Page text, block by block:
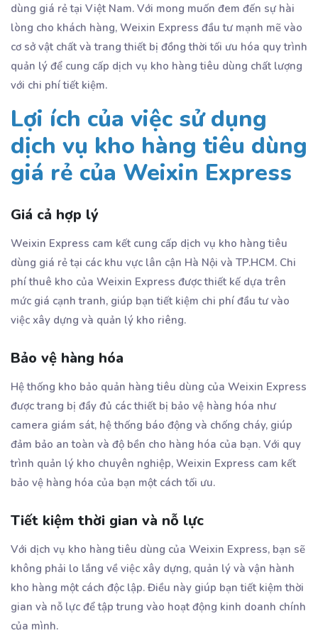
dùng giá rẻ tại Việt Nam. Với mong muốn đem đến sự hài
lòng cho khách hàng, Weixin Express đầu tư mạnh mẽ vào
cơ sở vật chất và trang thiết bị đồng thời tối ưu hóa quy trình
quản lý để cung cấp dịch vụ kho hàng tiêu dùng chất lượng
với chi phí tiết kiệm.
Lợi ích của việc sử dụng
dịch vụ kho hàng tiêu dùng
giá rẻ của Weixin Express
Giá cả hợp lý
Weixin Express cam kết cung cấp dịch vụ kho hàng tiêu
dùng giá rẻ tại các khu vực lân cận Hà Nội và TP.HCM. Chi
phí thuê kho của Weixin Express được thiết kế dựa trên
mức giá cạnh tranh, giúp bạn tiết kiệm chi phí đầu tư vào
việc xây dựng và quản lý kho riêng.
Bảo vệ hàng hóa
Hệ thống kho bảo quản hàng tiêu dùng của Weixin Express
được trang bị đầy đủ các thiết bị bảo vệ hàng hóa như
camera giám sát, hệ thống báo động và chống cháy, giúp
đảm bảo an toàn và độ bền cho hàng hóa của bạn. Với quy
trình quản lý kho chuyên nghiệp, Weixin Express cam kết
bảo vệ hàng hóa của bạn một cách tối ưu.
Tiết kiệm thời gian và nỗ lực
Với dịch vụ kho hàng tiêu dùng của Weixin Express, bạn sẽ
không phải lo lắng về việc xây dựng, quản lý và vận hành
kho hàng một cách độc lập. Điều này giúp bạn tiết kiệm thời
gian và nỗ lực để tập trung vào hoạt động kinh doanh chính
của mình.